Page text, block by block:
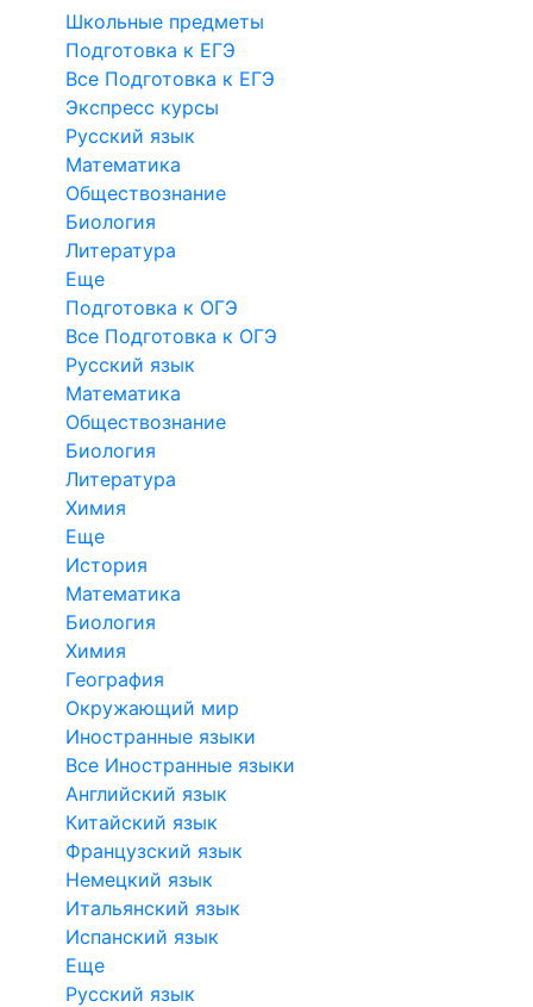
Школьные предметы
Подготовка к ЕГЭ
Все Подготовка к ЕГЭ
Экспресс курсы
Русский язык
Математика
Обществознание
Биология
Литература
Еще
Подготовка к ОГЭ
Все Подготовка к ОГЭ
Русский язык
Математика
Обществознание
Биология
Литература
Химия
Еще
История
Математика
Биология
Химия
География
Окружающий мир
Иностранные языки
Все Иностранные языки
Английский язык
Китайский язык
Французский язык
Немецкий язык
Итальянский язык
Испанский язык
Еще
Русский язык